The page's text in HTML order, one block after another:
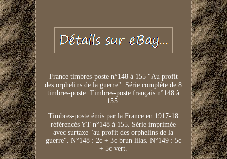
France timbres-poste n°148 à 155 "Au profit
des orphelins de la guerre". Série complète de 8
timbres-poste. Timbres-poste français n°148 à
155.
Timbres-poste émis par la France en 1917-18
référencés YT n°148 à 155. Série imprimée
avec surtaxe "au profit des orphelins de la
guerre". N°148 : 2c + 3c brun lilas. N°149 : 5c
+ 5c vert.